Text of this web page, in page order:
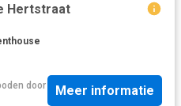
Hertstraat
door
Meer informatie